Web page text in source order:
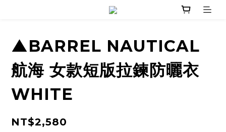
▲BARREL NAUTICAL
航海 女款短版拉鍊防曬衣
WHITE
NT$2,580